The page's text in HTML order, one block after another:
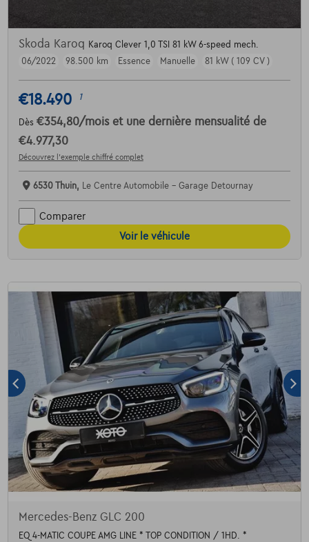
Skoda Karoq Karoq Clever 1,0 TSI 81 kW 6-speed mech.
06/2022
98.500 km Essence Manuelle 81 kW ( 109 CV )
€18.490 1
Dès €354,80/mois et une dernière mensualité de
€4.977,30
Découvrez l’exemple chiffré complet
6530 Thuin, Le Centre Automobile - Garage Detournay
Comparer
Voir le véhicule
Mercedes-Benz GLC 200
EQ 4-MATIC COUPE AMG LINE * TOP CONDITION / 1HD. *